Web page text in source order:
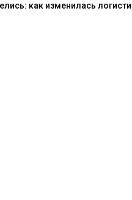
как изменилась